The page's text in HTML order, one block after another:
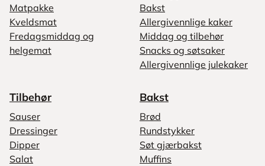
Matpakke
Kveldsmat
Fredagsmiddag og
helgemat
Bakst
Allergivennlige kaker
Middag og tilbehør
Snacks og søtsaker
Allergivennlige julekaker
Tilbehør
Sauser
Dressinger
Dipper
Salat
Bakst
Brød
Rundstykker
Søt gjærbakst
Muffins